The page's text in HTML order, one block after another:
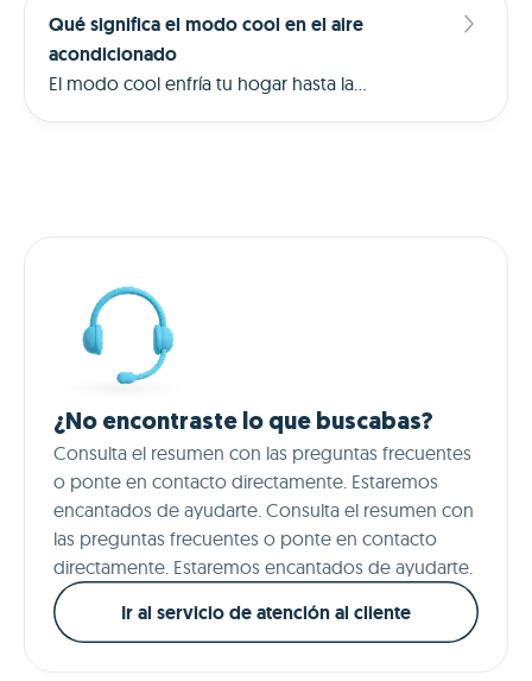
Qué significa el modo cool en el aire
acondicionado
El modo cool enfría tu hogar hasta la
¿No encontraste lo que buscabas?
Consulta el resumen con las preguntas frecuentes
o ponte en contacto directamente. Estaremos
encantados de ayudarte. Consulta el resumen con
las preguntas frecuentes o ponte en contacto
directamente. Estaremos encantados de ayudarte.
Ir al servicio de atención al cliente